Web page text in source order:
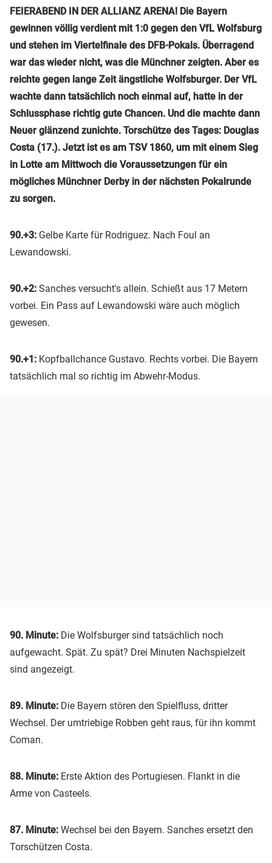
FEIERABEND IN DER ALLIANZ ARENA! Die Bayern
gewinnen völlig verdient mit 1:0 gegen den VfL Wolfsburg
und stehen im Viertelfinale des DFB-Pokals. Überragend
war das wieder nicht, was die Münchner zeigten. Aber es
reichte gegen lange Zeit ängstliche Wolfsburger. Der VfL
wachte dann tatsächlich noch einmal auf, hatte in der
Schlussphase richtig gute Chancen. Und die machte dann
Neuer glänzend zunichte. Torschütze des Tages: Douglas
Costa (17.). Jetzt ist es am TSV 1860, um mit einem Sieg
in Lotte am Mittwoch die Voraussetzungen für ein
mögliches Münchner Derby in der nächsten Pokalrunde
zu sorgen.
90.+3: Gelbe Karte für Rodriguez. Nach Foul an
Lewandowski.
90.+2: Sanches versucht's allein. Schießt aus 17 Metern
vorbei. Ein Pass auf Lewandowski wäre auch möglich
gewesen.
90.+1: Kopfballchance Gustavo. Rechts vorbei. Die Bayern
tatsächlich mal so richtig im Abwehr-Modus.
90. Minute: Die Wolfsburger sind tatsächlich noch
aufgewacht. Spät. Zu spät? Drei Minuten Nachspielzeit
sind angezeigt.
89. Minute: Die Bayern stören den Spielfluss, dritter
Wechsel. Der umtriebige Robben geht raus, für ihn kommt
Coman.
88. Minute: Erste Aktion des Portugiesen. Flankt in die
Arme von Casteels.
87. Minute: Wechsel bei den Bayern. Sanches ersetzt den
Torschützen Costa.